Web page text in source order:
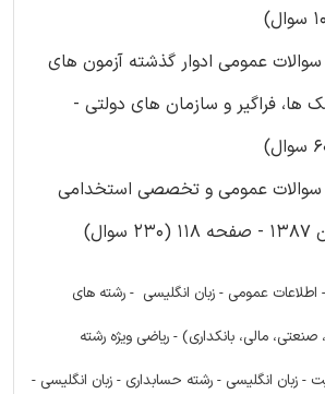
عمومی ادوار گذشته آزمون های
ها، فراگیر و سازمان های دولتی -
عمومی و تخصصی استخدامی
عمومی - زبان انگلیسی - رشته های
مالی، بانکداری) - ریاضی ویژه رشته
- زبان انگلیسی - رشته حسابداری - زبان انگلیسی -